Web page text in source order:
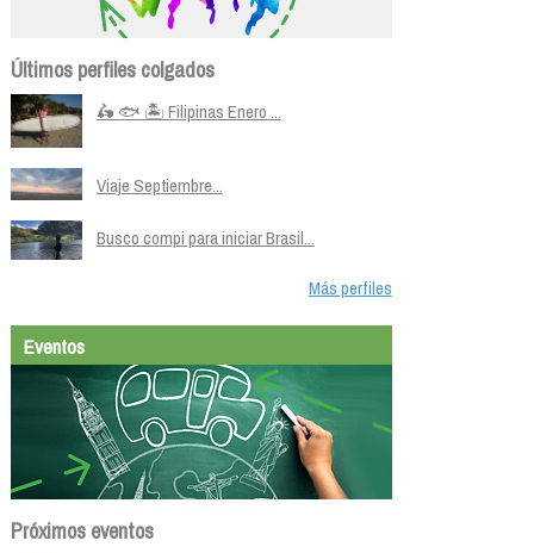
Últimos perfiles colgados
🛵 🐟 🏝️ Filipinas Enero ...
Viaje Septiembre...
Busco compi para iniciar Brasil...
Más perfiles
Eventos
Próximos eventos